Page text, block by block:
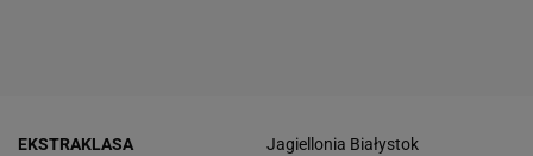
EKSTRAKLASA Jagiellonia Białystok